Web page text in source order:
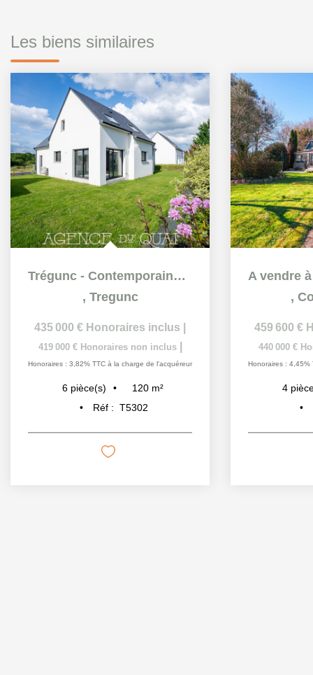
Les biens similaires
Trégunc - Contemporaine 6 pièces de 120m² - neuve, jamais...
, Tregunc
435 000 € Honoraires inclus
419 000 € Honoraires non inclus
Honoraires : 3,82% TTC à la charge de l'acquéreur
6 pièce(s) 120 m²
Réf : T5302
,
459 600 €
440 000 €
Honoraires : 4,45%
4